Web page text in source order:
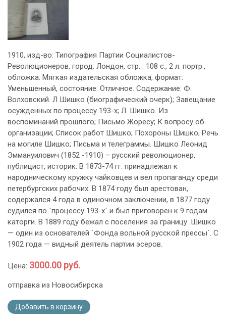
1910, изд-во: Типография Партии Социалистов-
Революционеров, город: Лондон, стр. : 108 с., 2 л. портр.,
обложка: Мягкая издательская обложка, формат:
Уменьшенный, состояние: Отличное. Содержание: Ф.
Волховский. Л Шишко (биографический очерк); Завещание
осужденных по процессу 193-х; Л. Шишко. Из
воспоминаний прошлого; Письмо Жоресу; К вопросу об
организации; Список работ Шишко; Похороны Шишко; Речь
на могиле Шишко; Письма и телеграммы. Шишко Леонид
Эммануилович (1852 -1910) – русский революционер,
публицист, историк. В 1873-74 гг. принадлежал к
народническому кружку чайковцев и вел пропаганду среди
петербургских рабочих. В 1874 году был арестован,
содержался 4 года в одиночном заключении, в 1877 году
судился по `процессу 193-х` и был приговорен к 9 годам
каторги. В 1889 году бежал с поселения за границу. Шишко
— один из основателей `Фонда вольной русской прессы`. С
1902 года — видный деятель партии эсеров.
Цена: 3000.00 руб.
отправка из Новосибирска
Добавить в корзину